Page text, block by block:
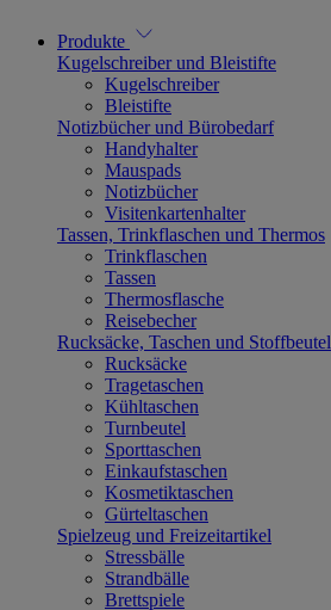
Produkte
Kugelschreiber und Bleistifte
Kugelschreiber
Bleistifte
Notizbücher und Bürobedarf
Handyhalter
Mauspads
Notizbücher
Visitenkartenhalter
Tassen, Trinkflaschen und Thermos
Trinkflaschen
Tassen
Thermosflasche
Reisebecher
Rucksäcke, Taschen und Stoffbeutel
Rucksäcke
Tragetaschen
Kühltaschen
Turnbeutel
Sporttaschen
Einkaufstaschen
Kosmetiktaschen
Gürteltaschen
Spielzeug und Freizeitartikel
Stressbälle
Strandbälle
Brettspiele